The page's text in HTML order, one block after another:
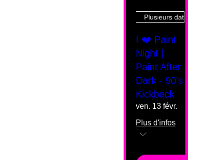
Plusieurs dates
I ❤️ Paint
Night |
Paint After
Dark - 90's
Kickback
ven. 13 févr.
Plus d'infos